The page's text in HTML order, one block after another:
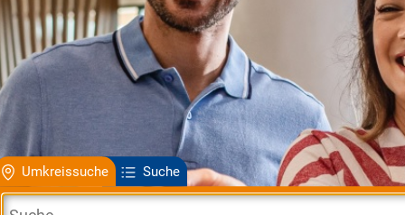
Umkreissuche Suche